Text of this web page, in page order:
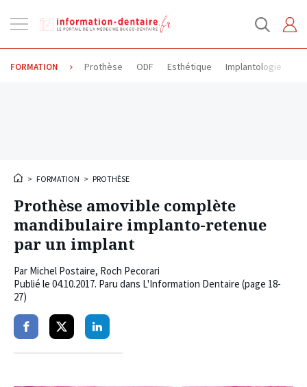
la
FORMATION Prothèse ODF Esthétique Implantologie
> FORMATION > PROTHÈSE
Prothèse amovible complète
mandibulaire implanto-retenue
par un implant
Par Michel Postaire, Roch Pecorari
Publié le 04.10.2017. Paru dans L'Information Dentaire (page 18-
27)
PartagerPartagerPartager